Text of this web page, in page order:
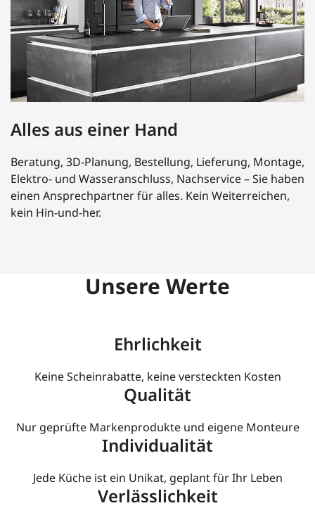
Alles aus einer Hand
Beratung, 3D-Planung, Bestellung, Lieferung, Montage,
Elektro- und Wasseranschluss, Nachservice – Sie haben
einen Ansprechpartner für alles. Kein Weiterreichen,
kein Hin-und-her.
Unsere Werte
Ehrlichkeit
Keine Scheinrabatte, keine versteckten Kosten
Qualität
Nur geprüfte Markenprodukte und eigene Monteure
Individualität
Jede Küche ist ein Unikat, geplant für Ihr Leben
Verlässlichkeit